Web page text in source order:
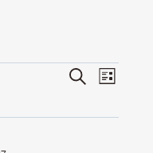
de
Buscar
Lista